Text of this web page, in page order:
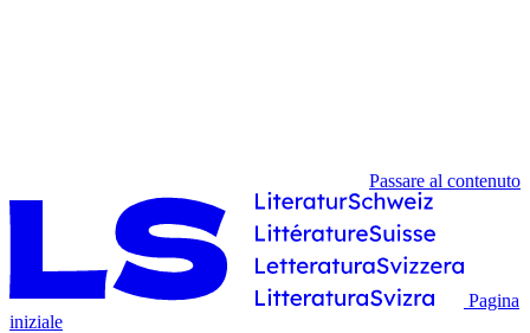
Passare al contenuto
Pagina
iniziale